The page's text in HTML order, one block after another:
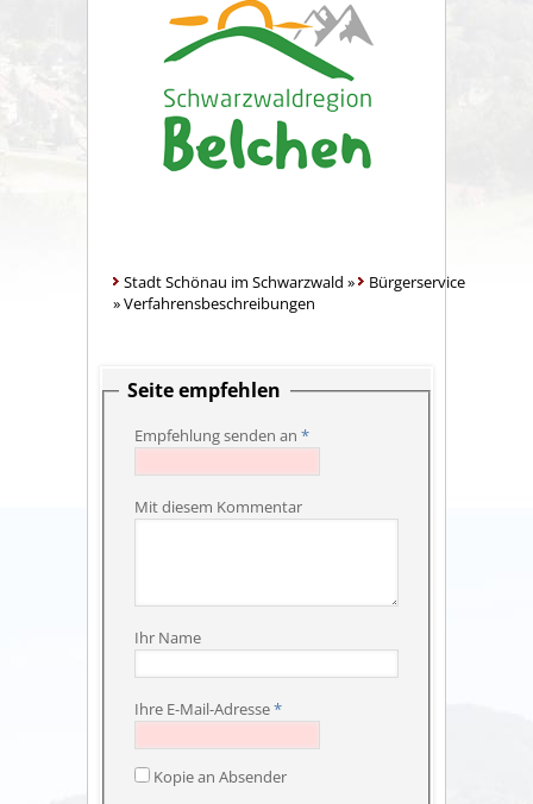
Stadt Schönau im Schwarzwald »
Bürgerservice
»Verfahrensbeschreibungen
Seite empfehlen
Empfehlung senden an *
Mit diesem Kommentar
Ihr Name
Ihre E-Mail-Adresse*
Kopie an Absender